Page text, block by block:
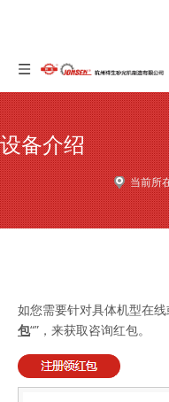
设备介绍
当前所
如您需要针对具体机型在
包“”，来获取咨询红包。